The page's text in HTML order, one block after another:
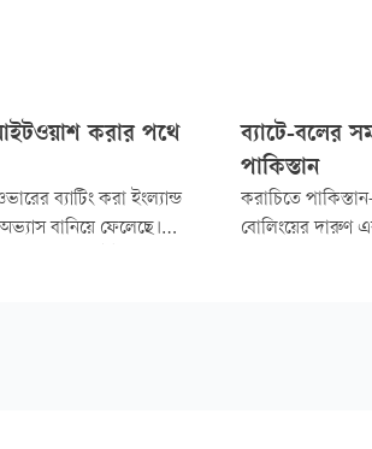
করার পথে
ব্যাটিং করা ইংল্যান্ড
বানিয়ে ফেলেছে।
ব্যাটে-বলের
পাকিস্তান
করাচিতে
বোলিংয়ের দারুণ